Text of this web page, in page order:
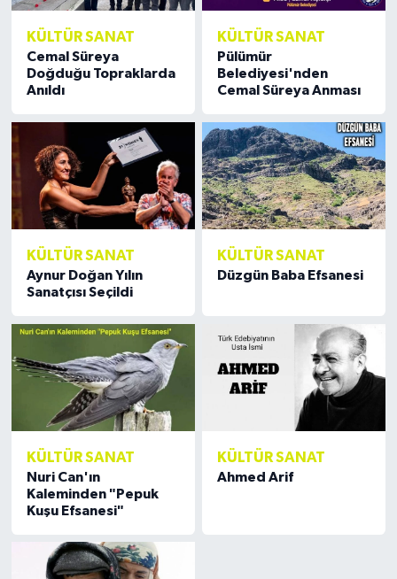
KÜLTÜR SANAT
Cemal Süreya
Doğduğu Topraklarda
Anıldı
KÜLTÜR SANAT
Pülümür
Belediyesi'nden
Cemal Süreya Anması
KÜLTÜR SANAT
Aynur Doğan Yılın
Sanatçısı Seçildi
KÜLTÜR SANAT
Düzgün Baba Efsanesi
KÜLTÜR SANAT
Nuri Can'ın
Kaleminden "Pepuk
Kuşu Efsanesi"
KÜLTÜR SANAT
Ahmed Arif